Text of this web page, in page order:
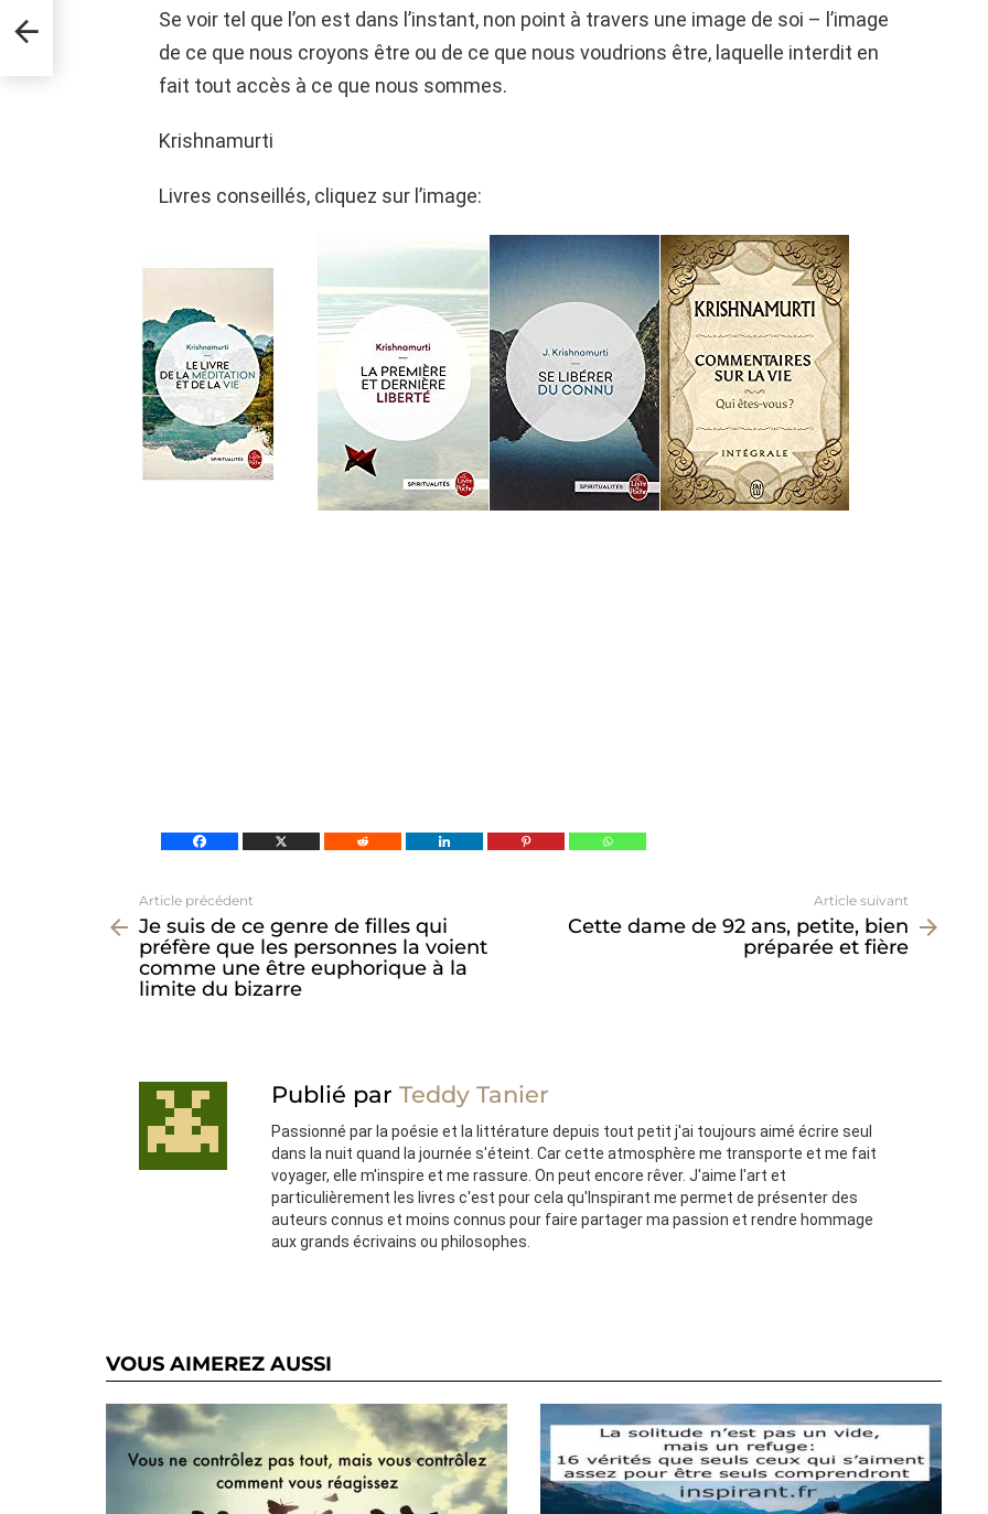
Se voir tel que l’on est dans l’instant, non point à travers une image de soi – l’image
de ce que nous croyons être ou de ce que nous voudrions être, laquelle interdit en
fait tout accès à ce que nous sommes.
Krishnamurti
Livres conseillés, cliquez sur l’image:
plus
Article précédent
Je suis de ce genre de filles qui
préfère que les personnes la voient
comme une être euphorique à la
limite du bizarre
Article suivant
Cette dame de 92 ans, petite, bien
préparée et fière
Publié par Teddy Tanier
Passionné par la poésie et la littérature depuis tout petit j'ai toujours aimé écrire seul
dans la nuit quand la journée s'éteint. Car cette atmosphère me transporte et me fait
voyager, elle m'inspire et me rassure. On peut encore rêver. J'aime l'art et
particulièrement les livres c'est pour cela qu'Inspirant me permet de présenter des
auteurs connus et moins connus pour faire partager ma passion et rendre hommage
aux grands écrivains ou philosophes.
VOUS AIMEREZ AUSSI